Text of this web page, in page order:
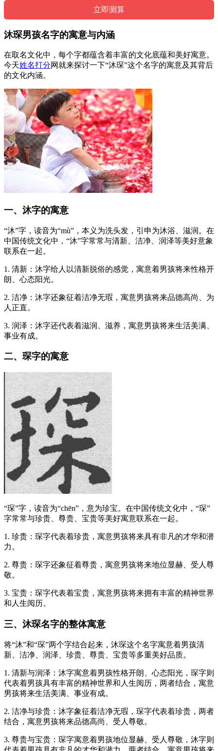
沐琛男孩名字的寓意与内涵
在取名文化中，每个字都蕴含着丰富的文化底蕴和美好寓意。
今天姓名打分网就来探讨一下“沐琛”这个名字的寓意及其背后
的文化内涵。
一、沐字的寓意
“沐”字，读音为“mù”，本义为洗头发，引申为沐浴、滋润。在
中国传统文化中，“沐”字常常与清新、洁净、润泽等美好意象
联系在一起。
1. 清新：沐字给人以清新脱俗的感觉，寓意着男孩将来性格开
朗、心态阳光。
2. 洁净：沐字还象征着洁净无瑕，寓意男孩将来品德高尚、为
人正直。
3. 润泽：沐字还代表着滋润、滋养，寓意男孩将来生活美满、
事业有成。
二、琛字的寓意
“琛”字，读音为“chēn”，意为珍宝。在中国传统文化中，“琛”
字常常与珍贵、尊贵、宝贵等美好寓意联系在一起。
1. 珍贵：琛字代表着珍贵，寓意男孩将来具有非凡的才华和潜
力。
2. 尊贵：琛字还象征着尊贵，寓意男孩将来地位显赫、受人尊
敬。
3. 宝贵：琛字代表着宝贵，寓意男孩将来拥有丰富的精神世界
和人生阅历。
三、沐琛名字的整体寓意
将“沐”和“琛”两个字结合起来，沐琛这个名字寓意着男孩清
新、洁净、润泽、珍贵、尊贵、宝贵等多重美好品质。
1. 清新与润泽：沐字寓意着男孩性格开朗、心态阳光，琛字则
代表着男孩具有丰富的精神世界和人生阅历，两者结合，寓意
男孩将来生活美满、事业有成。
2. 洁净与珍贵：沐字象征着洁净无瑕，琛字代表着珍贵，两者
结合，寓意男孩将来品德高尚、受人尊敬。
3. 尊贵与宝贵：琛字寓意着男孩地位显赫、受人尊敬，沐字则